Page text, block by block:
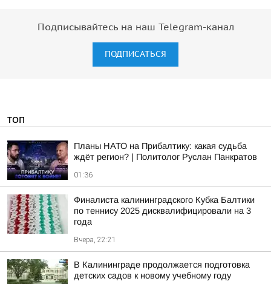
Подписывайтесь на наш Telegram-канал
ПОДПИСАТЬСЯ
ТОП
Планы НАТО на Прибалтику: какая судьба
ждёт регион? | Политолог Руслан Панкратов
01:36
Финалиста калининградского Кубка Балтики
по теннису 2025 дисквалифицировали на 3
года
Вчера, 22:21
В Калининграде продолжается подготовка
детских садов к новому учебному году